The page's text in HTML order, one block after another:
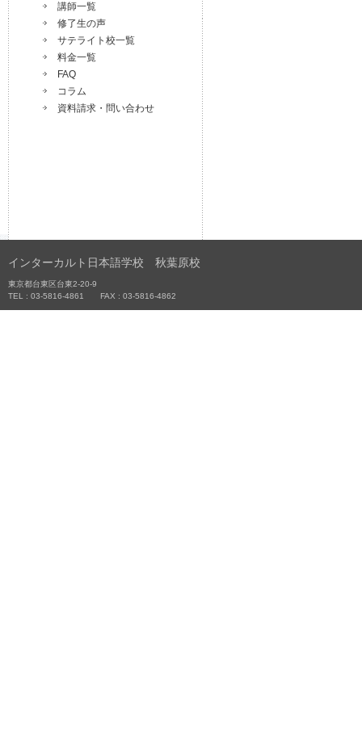
講師一覧
修了生の声
サテライト校一覧
料金一覧
FAQ
コラム
資料請求・問い合わせ
インターカルト日本語学校 秋葉原校
東京都台東区台東2-20-9
TEL : 03-5816-4861 FAX : 03-5816-4862